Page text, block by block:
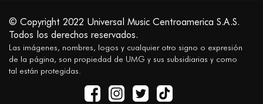
© Copyright 2022 Universal Music Centroamerica S.A.S.
Todos los derechos reservados.
Las imágenes, nombres, logos y cualquier otro signo o expresión
de la página, son propiedad de UMG y sus subsidiarias y como
tal están protegidas.